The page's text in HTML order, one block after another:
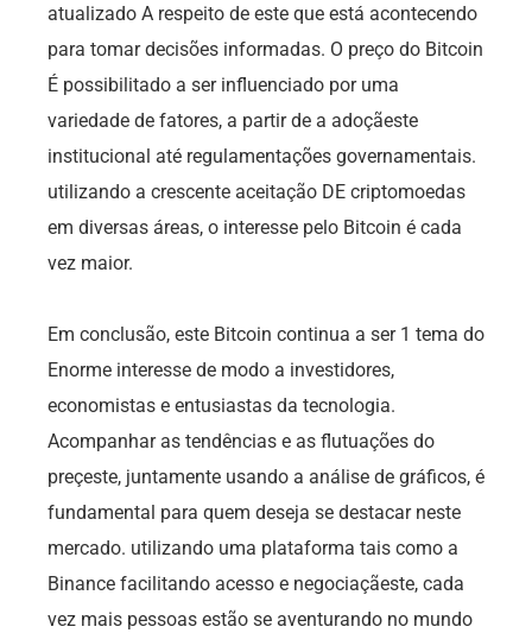
atualizado A respeito de este que está acontecendo
para tomar decisões informadas. O preço do Bitcoin
É possibilitado a ser influenciado por uma
variedade de fatores, a partir de a adoçãeste
institucional até regulamentações governamentais.
utilizando a crescente aceitação DE criptomoedas
em diversas áreas, o interesse pelo Bitcoin é cada
vez maior.
Em conclusão, este Bitcoin continua a ser 1 tema do
Enorme interesse de modo a investidores,
economistas e entusiastas da tecnologia.
Acompanhar as tendências e as flutuações do
preçeste, juntamente usando a análise de gráficos, é
fundamental para quem deseja se destacar neste
mercado. utilizando uma plataforma tais como a
Binance facilitando acesso e negociaçãeste, cada
vez mais pessoas estão se aventurando no mundo